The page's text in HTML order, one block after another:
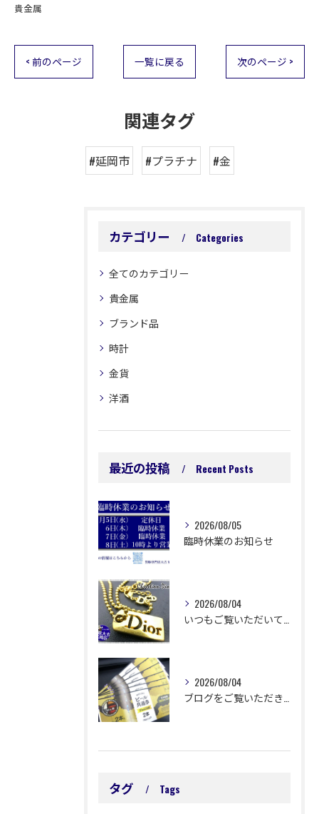
貴金属
< 前のページ 一覧に戻る 次のページ >
関連タグ
#延岡市 #プラチナ #金
カテゴリー Categories
全てのカテゴリー
貴金属
ブランド品
時計
金貨
洋酒
最近の投稿 Recent Posts
2026/08/05
臨時休業のお知らせ
2026/08/04
2026/08/04
タグ Tags